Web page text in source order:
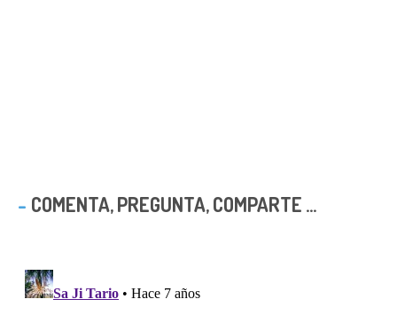
COMENTA, PREGUNTA, COMPARTE ...